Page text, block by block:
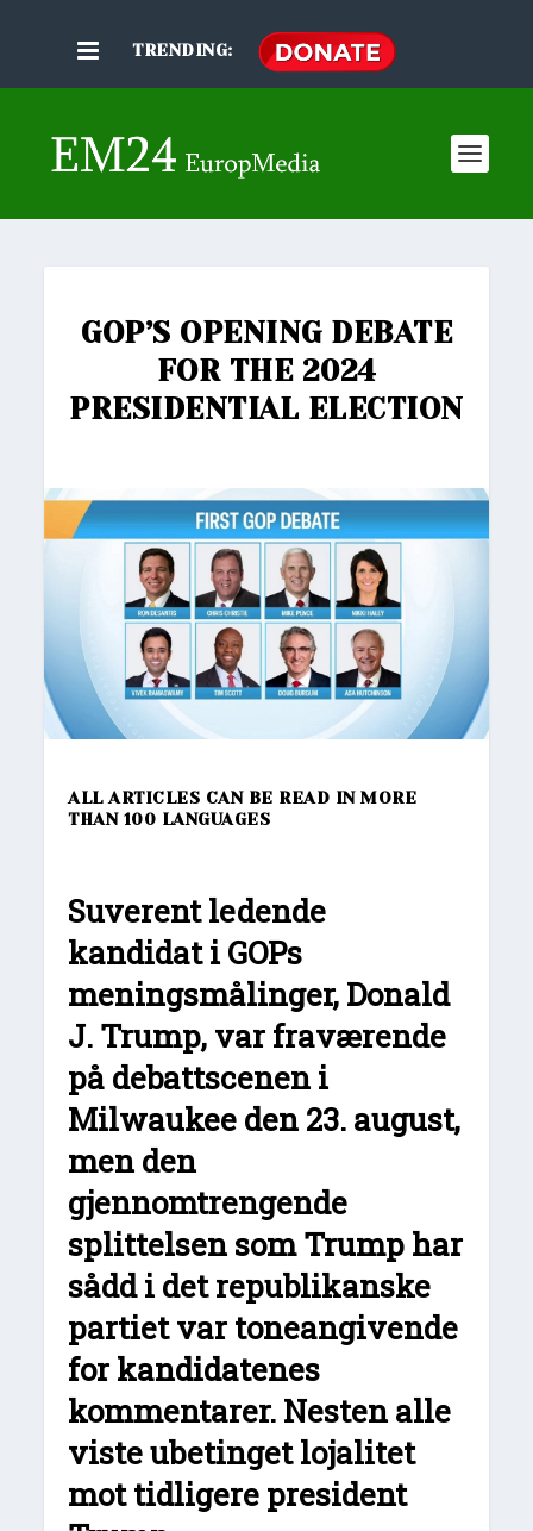
TRENDING:
GOP’S OPENING DEBATE
FOR THE 2024
PRESIDENTIAL ELECTION
ALL ARTICLES CAN BE READ IN MORE
THAN 100 LANGUAGES
Suverent ledende
kandidat i GOPs
meningsmålinger, Donald
J. Trump, var fraværende
på debattscenen i
Milwaukee den 23. august,
men den
gjennomtrengende
splittelsen som Trump har
sådd i det republikanske
partiet var toneangivende
for kandidatenes
kommentarer. Nesten alle
viste ubetinget lojalitet
mot tidligere president